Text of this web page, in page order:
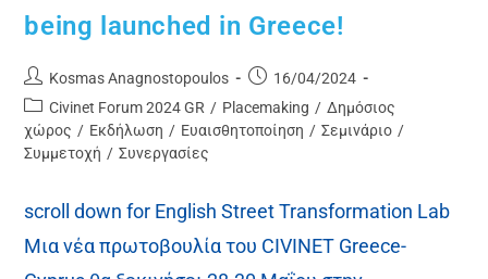
being launched in Greece!
Kosmas Anagnostopoulos
16/04/2024
Civinet Forum 2024 GR / Placemaking / Δημόσιος
χώρος / Εκδήλωση / Ευαισθητοποίηση / Σεμινάριο /
Συμμετοχή / Συνεργασίες
scroll down for English Street Transformation Lab
Μια νέα πρωτοβουλία του CIVINET Greece-